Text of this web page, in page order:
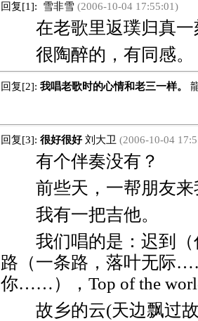
回复[1]: 雪非雪(2006-10-04 17:55:01)
在老歌里返璞归真一
很陶醉的，有同感。
回复[2]: 我唱老歌时的心情和老三一样。
回复[3]: 很好很好 刘大卫 (2006-10-04
有个伴奏没有？
前些天，一帮朋友
我有一把吉他。
我们唱的是：迟到
路（一条路，落叶无际
你……），Top of the
故乡的云(天边飘过